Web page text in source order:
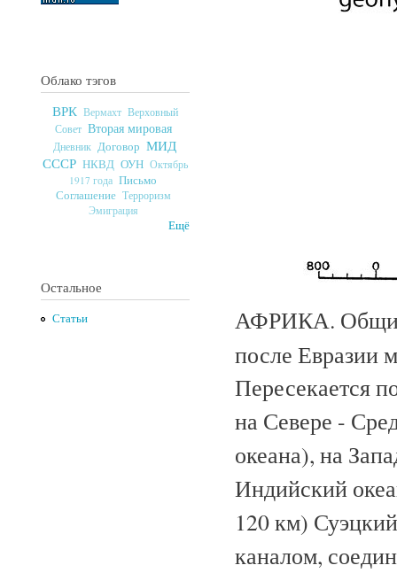
Облако тэгов
ВРК Вермахт Верховный
Совет Вторая мировая
Дневник Договор МИД
СССР НКВД ОУН Октябрь
1917 года Письмо
Соглашение Терроризм
Эмиграция
Ещё
Остальное
Статьи
АФРИКА. Общие
после Евразии
Пересекается
на Севере -
океана), на
Индийский
120 км)
каналом,